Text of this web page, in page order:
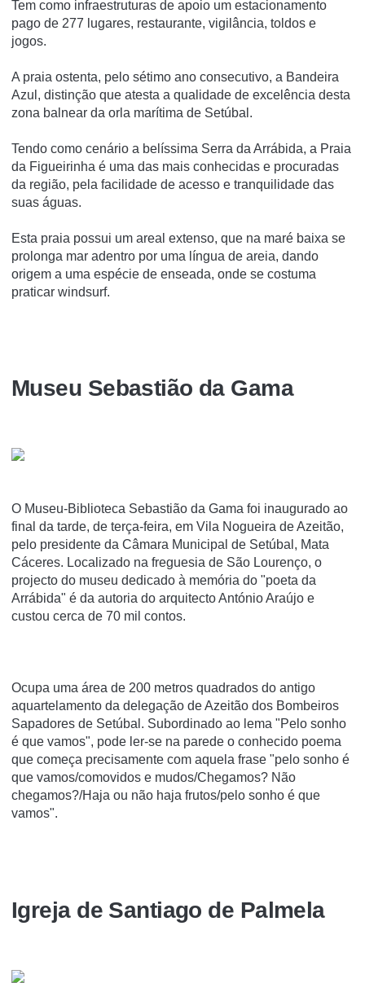
Tem como infraestruturas de apoio um estacionamento
pago de 277 lugares, restaurante, vigilância, toldos e
jogos.
A praia ostenta, pelo sétimo ano consecutivo, a Bandeira
Azul, distinção que atesta a qualidade de excelência desta
zona balnear da orla marí­tima de Setúbal.
Tendo como cenário a belíssima Serra da Arrábida, a Praia
da Figueirinha é uma das mais conhecidas e procuradas
da região, pela facilidade de acesso e tranquilidade das
suas águas.
Esta praia possui um areal extenso, que na maré baixa se
prolonga mar adentro por uma língua de areia, dando
origem a uma espécie de enseada, onde se costuma
praticar windsurf.
Museu Sebastião da Gama
O Museu-Biblioteca Sebastião da Gama foi inaugurado ao
final da tarde, de terça-feira, em Vila Nogueira de Azeitão,
pelo presidente da Câmara Municipal de Setúbal, Mata
Cáceres. Localizado na freguesia de São Lourenço, o
projecto do museu dedicado à memória do "poeta da
Arrábida" é da autoria do arquitecto António Araújo e
custou cerca de 70 mil contos.
Ocupa uma área de 200 metros quadrados do antigo
aquartelamento da delegação de Azeitão dos Bombeiros
Sapadores de Setúbal. Subordinado ao lema "Pelo sonho
é que vamos", pode ler-se na parede o conhecido poema
que começa precisamente com aquela frase "pelo sonho é
que vamos/comovidos e mudos/Chegamos? Não
chegamos?/Haja ou não haja frutos/pelo sonho é que
vamos".
Igreja de Santiago de Palmela